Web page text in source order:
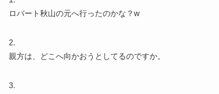
ロバート秋山の元へ行ったのかな？w
2.
親方は、どこへ向かおうとしてるのですか。
3.